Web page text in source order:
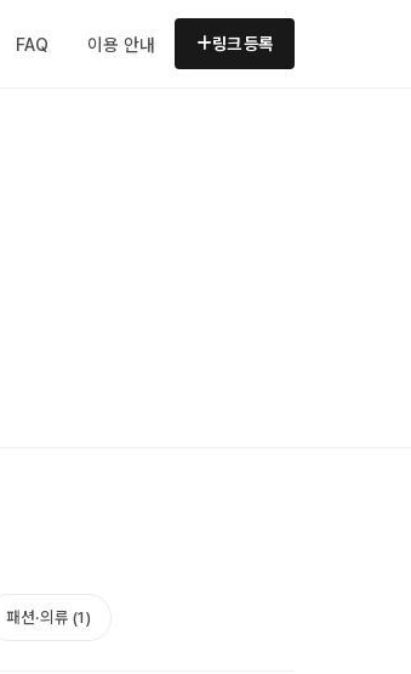
FAQ 이용 안내 링크 등록
패션·의류 (1)